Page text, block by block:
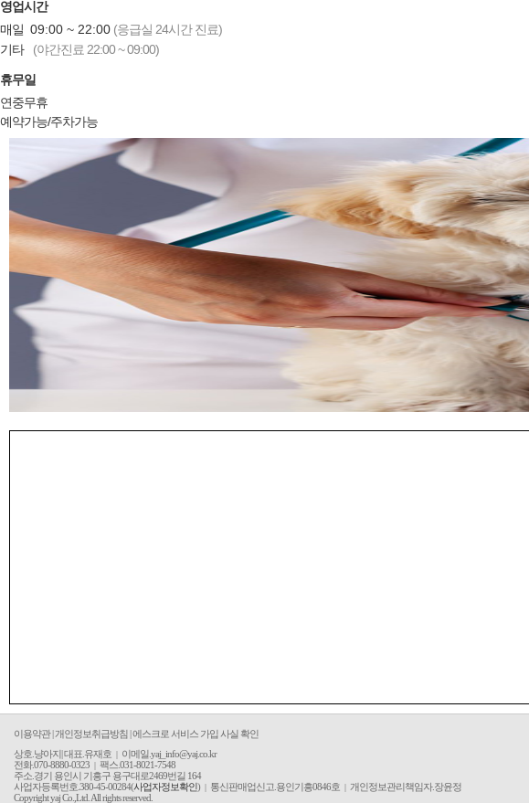
영업시간
매일 09:00 ~ 22:00 (응급실 24시간 진료)
기타
(야간진료 22:00 ~ 09:00)
휴무일
연중무휴
예약가능/주차가능
이용약관 | 개인정보취급방침 | 에스크로 서비스 가입 사실 확인
상호.냥아지| 대표.유재호 | 이메일.yaj_info@yaj.co.kr
전화.070-8880-0323 | 팩스.031-8021-7548
주소.경기 용인시 기흥구 용구대로2469번길 164
사업자등록번호.380-45-00284(사업자정보확인) | 통신판매업신고.용인기흥0846호 | 개인정보관리책임자.장윤정
Copyright yaj Co.,Ltd. All rights reserved.